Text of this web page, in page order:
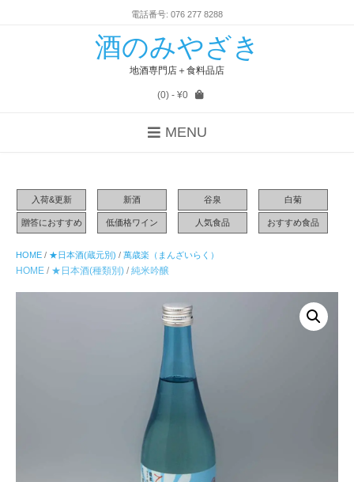
電話番号: 076 277 8288
酒のみやざき
地酒専門店＋食料品店
(0)- ¥0
MENU
入荷&更新 新酒 谷泉 白菊
贈答におすすめ 低価格ワイン 人気食品 おすすめ食品
HOME / ★日本酒(蔵元別) / 萬歳楽（まんざいらく）
HOME / ★日本酒(種類別) / 純米吟醸